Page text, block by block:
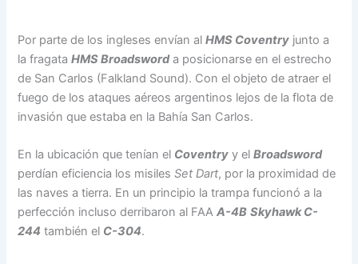
Por parte de los ingleses envían alHMS Coventry junto a
la fragataHMS Broadsworda posicionarse en el estrecho
de San Carlos (Falkland Sound). Con el objeto de atraer el
fuego de los ataques aéreos argentinos lejos de la flota de
invasión que estaba en la Bahía San Carlos.
En la ubicación que tenían el Coventry y elBroadsword
perdían eficiencia los misilesSet Dart, por la proximidad de
las naves a tierra. En un principio la trampa funcionó a la
perfección incluso derribaron al FAAA-4B Skyhawk C-
244 también el C-304.